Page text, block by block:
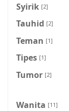
Syirik [2]
Tauhid [2]
Teman [1]
Tipes [1]
Tumor [2]
Wanita [11]